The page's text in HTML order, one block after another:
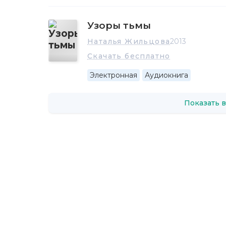
Узоры тьмы
Наталья Жильцова2013
Скачать бесплатно
Электронная Аудиокнига
Показать